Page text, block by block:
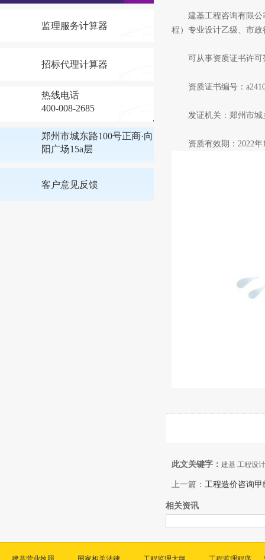
监理服务计算器
招标代理计算器
热线电话
400-008-2685
郑州市城东路100号正商·向
阳广场15a层
客户意见反馈
建基工程咨询有限公司
程）专业设计乙级、市
可从事资质证书许可
资质证书编号：
发证机关：郑州市城
资质有效期：2022年
此文关键字： 建基 工程设
上一篇： 工程造价咨询甲
相关资讯